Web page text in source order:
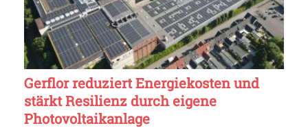
Gerflor reduziert Energiekosten und
stärkt Resilienz durch eigene
Photovoltaikanlage